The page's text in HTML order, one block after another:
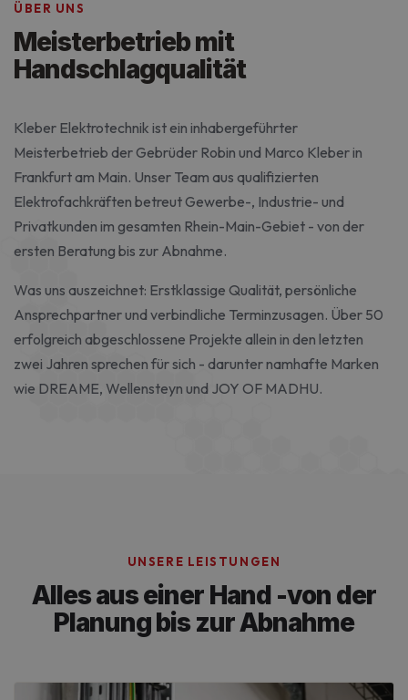
ÜBER UNS
Meisterbetrieb mit
Handschlagqualität
Kleber Elektrotechnik ist ein inhabergeführter
Meisterbetrieb der Gebrüder Robin und Marco Kleber in
Frankfurt am Main. Unser Team aus qualifizierten
Elektrofachkräften betreut Gewerbe-, Industrie- und
Privatkunden im gesamten Rhein-Main-Gebiet - von der
ersten Beratung bis zur Abnahme.
Was uns auszeichnet: Erstklassige Qualität, persönliche
Ansprechpartner und verbindliche Terminzusagen. Über 50
erfolgreich abgeschlossene Projekte allein in den letzten
zwei Jahren sprechen für sich - darunter namhafte Marken
wie DREAME, Wellensteyn und JOY OF MADHU.
UNSERE LEISTUNGEN
Alles aus einer Hand -von der
Planung bis zur Abnahme